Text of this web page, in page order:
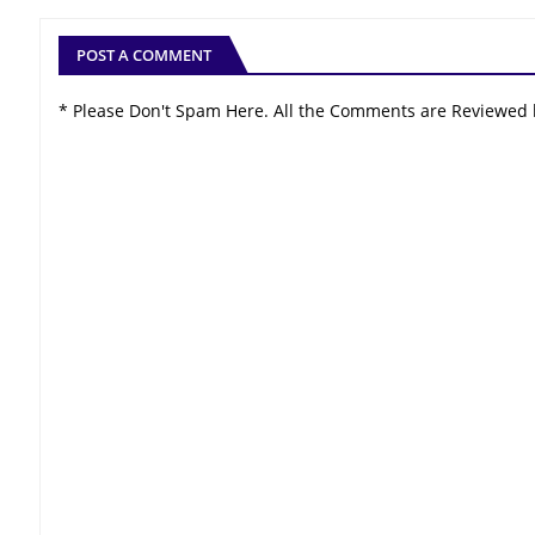
POST A COMMENT
* Please Don't Spam Here. All the Comments are Reviewed